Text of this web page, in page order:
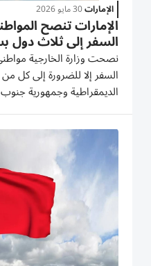
الإمارات30 مايو 2026
الإمارات تنصح
السفر إلى ثلاث دول
نصحت وزارة الخارجية
السفر إلا للضرورة إلى كل
الديمقراطية وجمهورية
الدول بهذا الشأن. وفي
أوضاع...